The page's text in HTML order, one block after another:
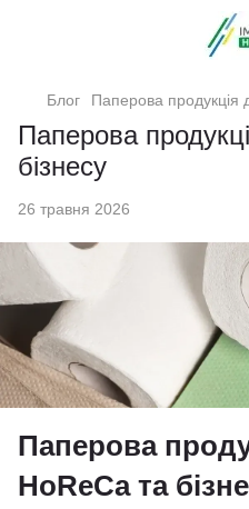
Блог Паперова продукція
Паперова
бізнесу
26 травня 2026
Паперова
HoReCa та